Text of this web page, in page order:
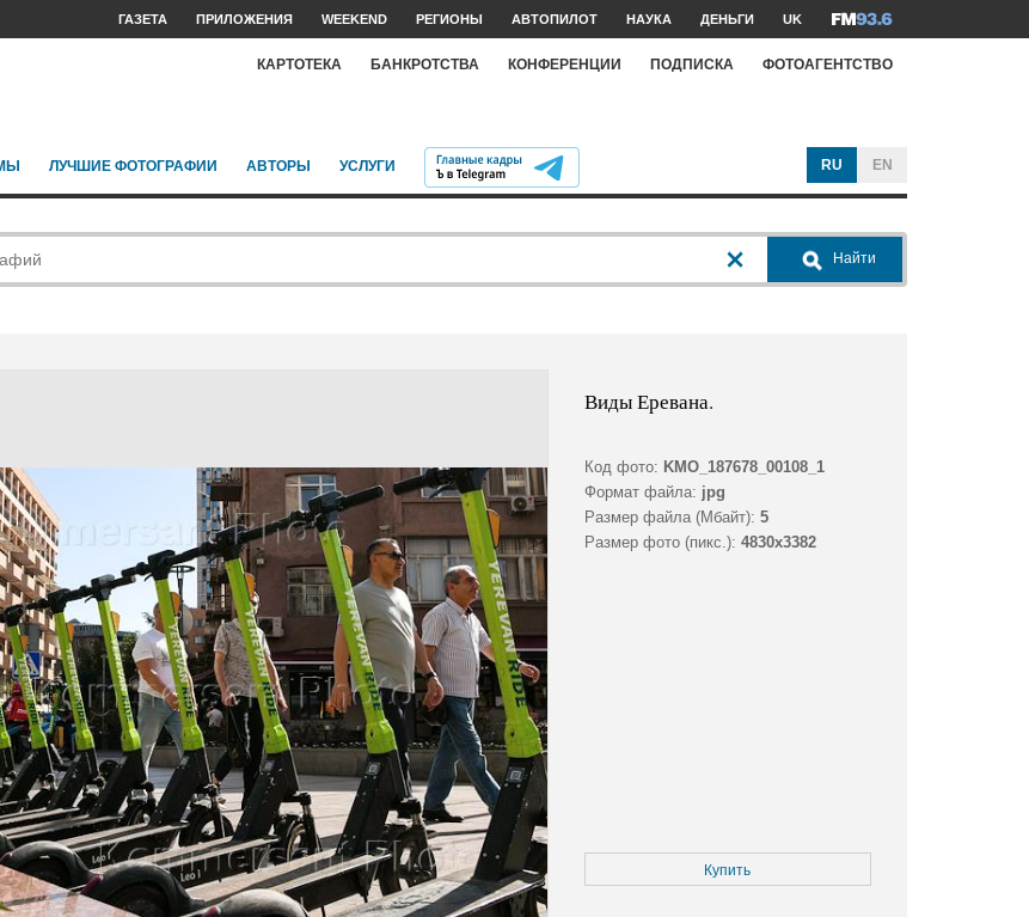
ГАЗЕТА ПРИЛОЖЕНИЯ WEEKEND РЕГИОНЫ АВТОПИЛОТ НАУКА ДЕНЬГИ UK
КАРТОТЕКА БАНКРОТСТВА КОНФЕРЕНЦИИ ПОДПИСКА ФОТОАГЕНТСТВО
ЛУЧШИЕ ФОТОГРАФИИ АВТОРЫ УСЛУГИ RU EN
Найти
Виды Еревана.
Код фото: KMO_187678_00108_1
Формат файла: jpg
Размер файла (Мбайт): 5
Размер фото (пикс.): 4830x3382
Купить